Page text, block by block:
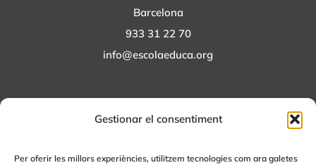
Gestionar el consentiment
Per oferir les millors experiències, utilitzem tecnologies com ara galetes
Barcelona
933 31 22 70
info@escolaeduca.org